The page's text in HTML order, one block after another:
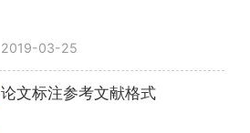
2019-03-25
论文标注参考文献格式